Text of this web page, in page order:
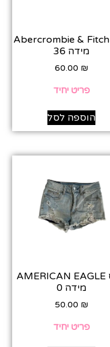
ג'ינס Abercrombie & Fitch
מידה 36
60.00 ₪
פריט יחיד
הוספה לסל
ג'ינס AMERICAN EAGLE
מידה 0
50.00 ₪
פריט יחיד